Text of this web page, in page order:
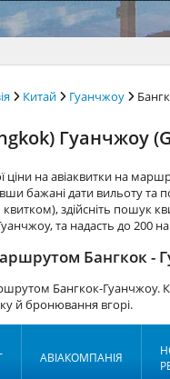
Китай Гуанчжоу
Гуанчжоу
на авіаквитки на
бажані дати вильоту та
здійсніть пошук
та надасть до 200
Бангкок -
Бангкок-Гуанчжоу.
й бронювання вгорі.
АВІАКОМПАНІЯ